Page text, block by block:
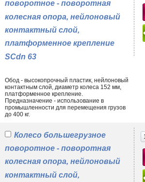
поворотное - поворотная
колесная опора, нейлоновый
контактный слой,
платформенное крепление
SCdn 63
Обод - высокопрочный пластик, нейлоновый
контактным слой, диаметр колеса 152 мм,
платформенное крепление.
Предназначение - использование в
промышленности для перемещения грузов
до 400 кг.
Колесо большегрузное
поворотное - поворотная
колесная опора, нейлоновый
контактный слой,